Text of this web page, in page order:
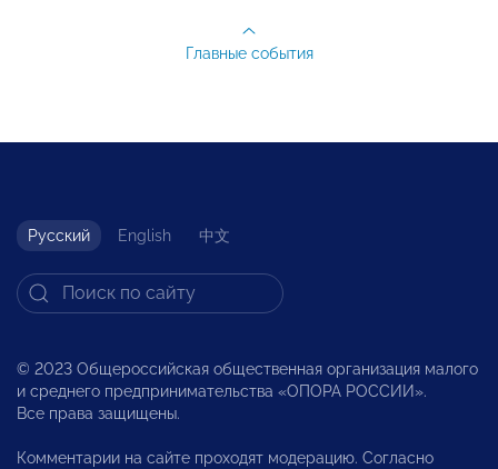
Главные события
Русский English 中文
© 2023 Общероссийская общественная организация малого
и среднего предпринимательства «ОПОРА РОССИИ».
Все права защищены.
Комментарии на сайте проходят модерацию. Согласно